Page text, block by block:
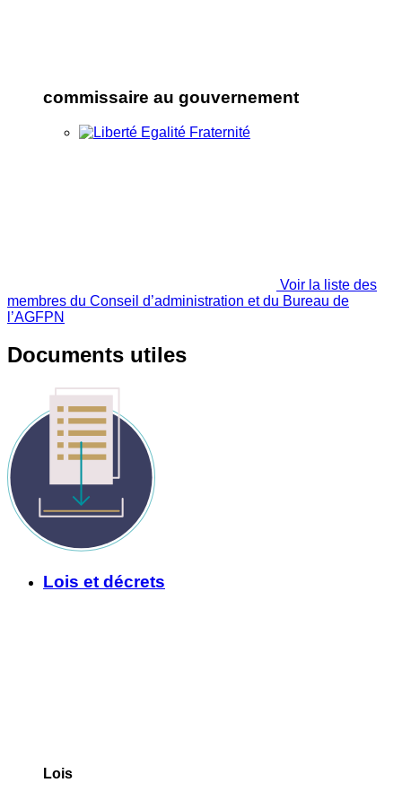
commissaire au gouvernement
Voir la liste des
membres du Conseil d’administration et du Bureau de
l’AGFPN
Documents utiles
Lois et décrets
Lois